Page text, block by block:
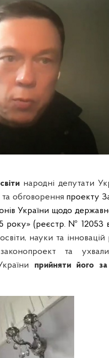
народні депутати
та обговорення проекту
України щодо
року» (реєстр. № 12053
науки та
та
прийняти його